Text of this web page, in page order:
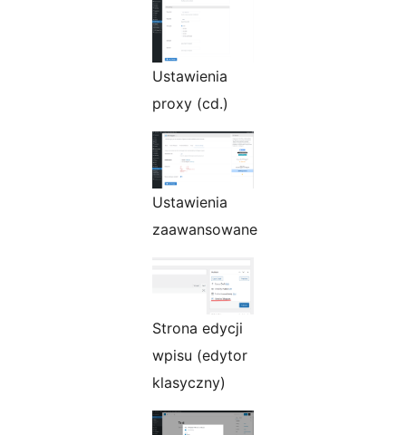
Ustawienia
proxy (cd.)
Ustawienia
zaawansowane
Strona edycji
wpisu (edytor
klasyczny)